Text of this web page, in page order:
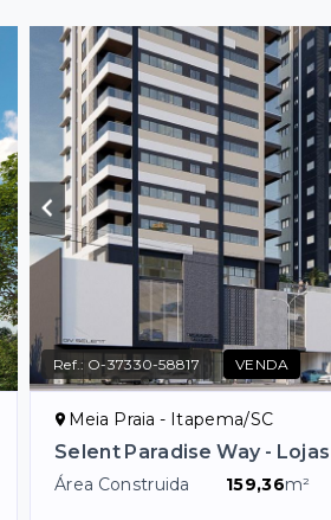
Ref.: O-37330-58817 VENDA
Meia Praia - Itapema/SC
Selent Paradise Way - Lojas
Área Construida 159,36m²